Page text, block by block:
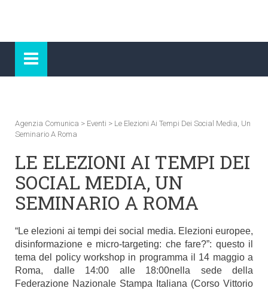
Agenzia Comunica > Eventi > Le Elezioni Ai Tempi Dei Social Media, Un
Seminario A Roma
LE ELEZIONI AI TEMPI DEI
SOCIAL MEDIA, UN
SEMINARIO A ROMA
“Le elezioni ai tempi dei social media. Elezioni europee,
disinformazione e micro-targeting: che fare?”: questo il
tema del policy workshop in programma il 14 maggio a
Roma, dalle 14:00 alle 18:00nella sede della
Federazione Nazionale Stampa Italiana (Corso Vittorio